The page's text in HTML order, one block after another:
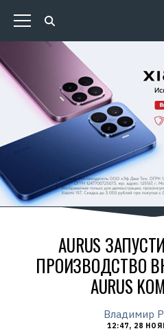
AURUS
ПРОИЗВОДСТВО
AURUS
Владимир
12:47, 28